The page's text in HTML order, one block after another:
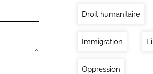
Droit humanitaire
Immigration
Oppression